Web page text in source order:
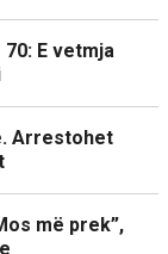
E vetmja
Arrestohet
më prek”,